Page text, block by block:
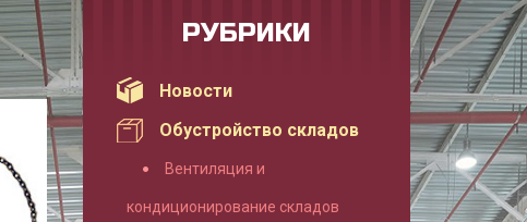
РУБРИКИ
Новости
Обустройство складов
Вентиляция и
кондиционирование складов